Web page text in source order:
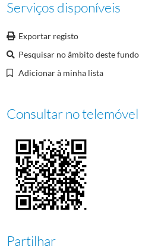
0010Comité Olímpico Internacional
(...)
Serviços disponíveis
Exportar registo
Pesquisar no âmbito deste fundo
Adicionar à minha lista
Consultar no telemóvel
Partilhar